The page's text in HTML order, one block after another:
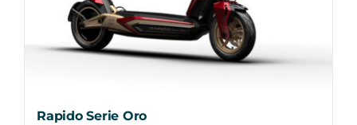
Rapido Serie Oro